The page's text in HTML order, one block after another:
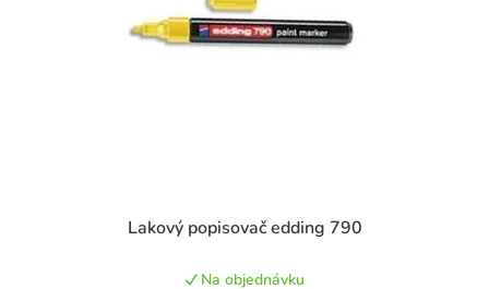
Lakový popisovač edding 790
hodnotenie
Na objednávku